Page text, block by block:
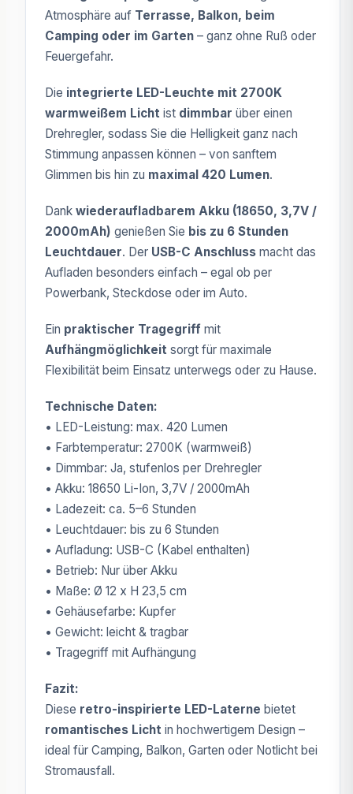
Atmosphäre auf Terrasse, Balkon, beim
Camping oder im Garten – ganz ohne Ruß oder
Feuergefahr.
Die integrierte LED-Leuchte mit 2700K
warmweißem Licht ist dimmbar über einen
Drehregler, sodass Sie die Helligkeit ganz nach
Stimmung anpassen können – von sanftem
Glimmen bis hin zu maximal 420 Lumen.
Dank wiederaufladbarem Akku (18650, 3,7V /
2000mAh) genießen Sie bis zu 6 Stunden
Leuchtdauer. Der USB-C Anschluss macht das
Aufladen besonders einfach – egal ob per
Powerbank, Steckdose oder im Auto.
Ein praktischer Tragegriff mit
Aufhängmöglichkeit sorgt für maximale
Flexibilität beim Einsatz unterwegs oder zu Hause.
Technische Daten:
• LED-Leistung: max. 420 Lumen
• Farbtemperatur: 2700K (warmweiß)
• Dimmbar: Ja, stufenlos per Drehregler
• Akku: 18650 Li-Ion, 3,7V / 2000mAh
• Ladezeit: ca. 5–6 Stunden
• Leuchtdauer: bis zu 6 Stunden
• Aufladung: USB-C (Kabel enthalten)
• Betrieb: Nur über Akku
• Maße: Ø 12 x H 23,5 cm
• Gehäusefarbe: Kupfer
• Gewicht: leicht & tragbar
• Tragegriff mit Aufhängung
Fazit:
Diese retro-inspirierte LED-Laterne bietet
romantisches Licht in hochwertigem Design –
ideal für Camping, Balkon, Garten oder Notlicht bei
Stromausfall.